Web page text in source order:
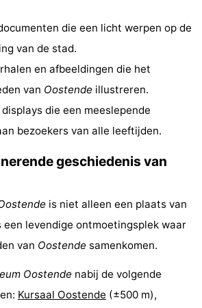
die een licht werpen op de
van de stad.
en afbeeldingen die het
van Oostende illustreren.
die een meeslepende
bezoekers van alle leeftijden.
geschiedenis van
is niet alleen een plaats van
een levendige ontmoetingsplek waar
van Oostende samenkomen.
Oostende nabij de volgende
Kursaal Oostende (±500 m),